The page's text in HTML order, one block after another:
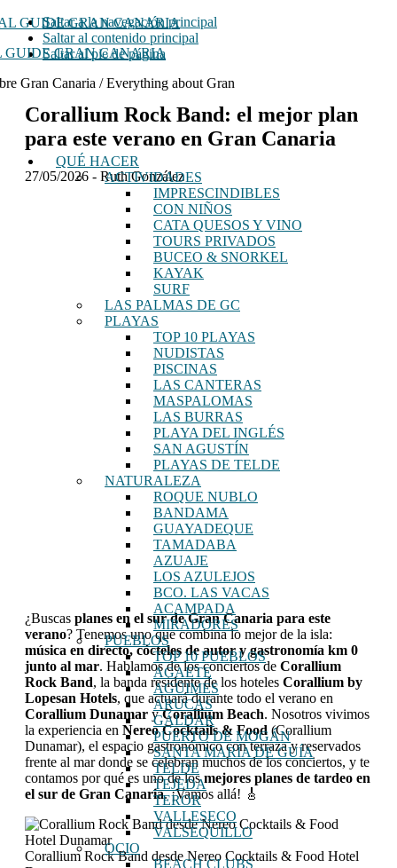
Saltar a la navegación principal
Saltar al contenido principal
Saltar al pie de página
GUIDE GRAN CANARIA
Gran Canaria / Everything about Gran
QUÉ HACER
ACTIVIDADES
IMPRESCINDIBLES
CON NIÑOS
CATA QUESOS Y VINO
TOURS PRIVADOS
BUCEO & SNORKEL
KAYAK
SURF
LAS PALMAS DE GC
PLAYAS
TOP 10 PLAYAS
NUDISTAS
PISCINAS
LAS CANTERAS
MASPALOMAS
LAS BURRAS
PLAYA DEL INGLÉS
SAN AGUSTÍN
PLAYAS DE TELDE
NATURALEZA
ROQUE NUBLO
BANDAMA
GUAYADEQUE
TAMADABA
AZUAJE
LOS AZULEJOS
BCO. LAS VACAS
ACAMPADA
MIRADORES
PUEBLOS
TOP 10 PUEBLOS
AGAETE
AGÜIMES
ARUCAS
GÁLDAR
PUERTO DE MOGÁN
SANTA MARÍA DE GUÍA
TELDE
TEJEDA
TEROR
VALLESECO
VALSEQUILLO
OCIO
BEACH CLUBS
Corallium Rock Band: el mejor plan
para este verano en Gran Canaria
27/05/2026 - Ruth González
¿Buscas planes en el sur de Gran Canaria para este
verano? Tenemos uno que combina lo mejor de la isla:
música en directo, cócteles de autor y gastronomía km 0
junto al mar. Hablamos de los conciertos de Corallium
Rock Band, la banda residente de los hoteles Corallium by
Lopesan Hotels, que actuará durante todo el verano en
Corallium Dunamar yCorallium Beach. Nosotros vivimos
la experiencia en Nereo Cocktails & Food (Corallium
Dunamar), el espacio gastronómico con terraza y reservados
frente al mar donde se celebran muchos de los conciertos, y te
contamos por qué es uno de losmejores planes de tardeo en
el sur de Gran Canaria. ¡Vamos allá! 🎸
Corallium Rock Band desde Nereo Cocktails & Food Hotel